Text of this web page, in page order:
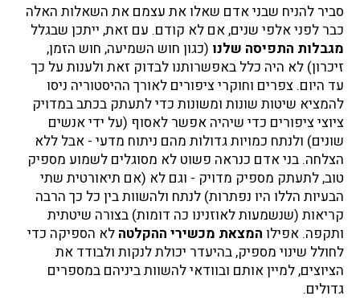
סביר להניח שבני אדם שאלו את עצמם את השאלות האלה
כבר לפני אלפי שנים, אם לא קודם. עם זאת, ייתכן שבגלל
מגבלות התפיסה שלנו (כגון חוש השמיעה, חוש הזמן,
זיכרון) לא היה כלל באפשרותנו לבדוק זאת ולענות על כך
עד היום. צפרים וחוקרי ציפורים לאורך ההיסטוריה ניסו
להמציא שיטות שונות ומשונות כדי לתעתק בכתב במדויק
ציוצי ציפורים כדי שיהיה אפשר לאסוף (על ידי אנשים
שונים) ולנתח כמויות גדולות מהם ניתוח מדעי - אבל ללא
הצלחה. בני אדם כנראה פשוט לא מסוגלים לשמוע מספיק
טוב, לתעתק מספיק מדויק - וגם לא (אם תיאורטית שתי
הבעיות הללו היו נפתרות) לנתח ולהשוות בין כל כך הרבה
קריאות (שנשמעות לאוזנינו כה דומות) בצורה שיטתית
ותקפה. אפילו המצאת מכשירי ההקלטה לא הספיקה כדי
לחולל שינוי מספיק, בהיעדר יכולת לנקות ולבודד את
הציוצים, למיין אותם ובוודאי להשוות ביניהם במספרים
גדולים.